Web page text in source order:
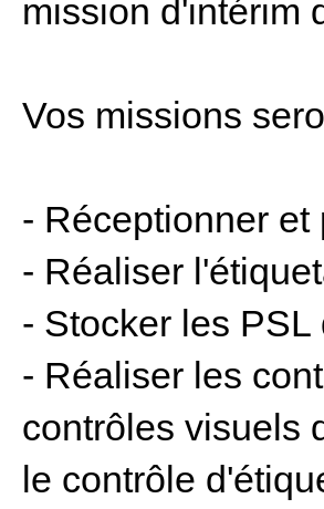
mission d'intérim
Vos missions
- Réceptionner
- Réaliser
- Stocker les
- Réaliser les
contrôles visuels
le contrôle